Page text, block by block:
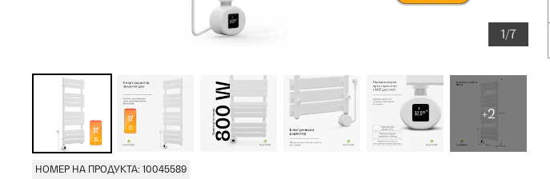
1/7
+2
НОМЕР НА ПРОДУКТА: 10045589